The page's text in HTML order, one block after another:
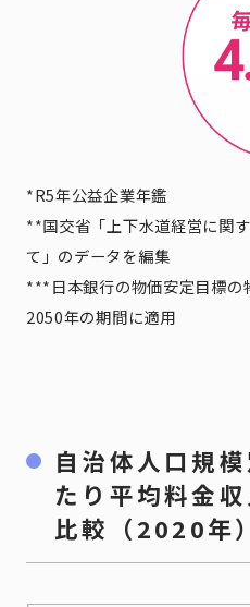
*R5年公益企業年鑑
**国交省「上下水道経営に関
て」のデータを編集
***日本銀行の物価安定目標
2050年の期間に適用
自治体人口規
たり平均料金
比較（2020年）